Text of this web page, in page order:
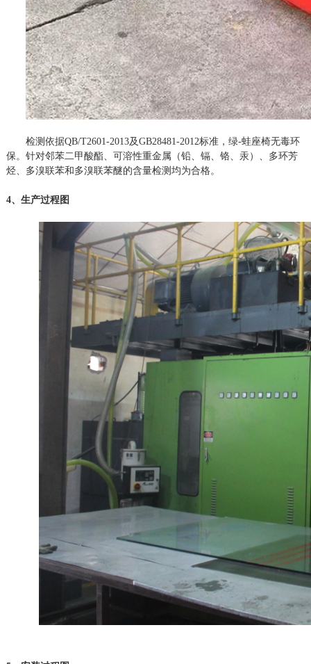
检测依据QB/T2601-2013及GB28481-2012标准，绿-蛙座椅无毒环
保。针对邻苯二甲酸酯、可溶性重金属（铅、镉、铬、汞）、多环芳
烃、多溴联苯和多溴联苯醚的含量检测均为合格。
4、生产过程图